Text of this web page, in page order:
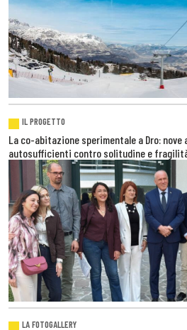
IL PROGETTO
La co-abitazione sperimentale a Dro: nove
autosufficienti contro solitudine e
LA FOTOGALLERY